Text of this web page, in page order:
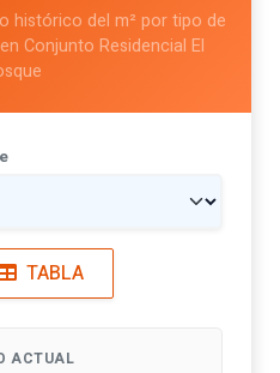
histórico del m² por tipo de
Conjunto Residencial El
TABLA
ACTUAL